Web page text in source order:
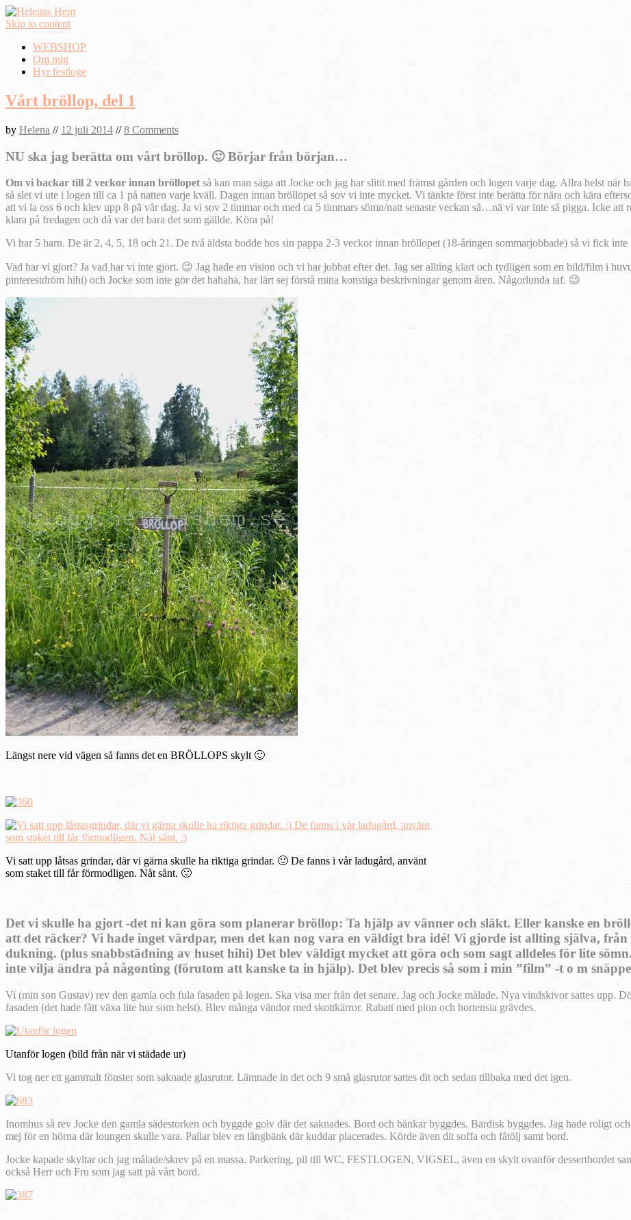
Skip to content
WEBSHOP
Om mig
Hyr festloge
Vårt bröllop, del 1
by Helena // 12 juli 2014 //8 Comments
NU ska jag berätta om vårt bröllop. 🙂 Börjar från början…
Om vi backar till 2 veckor innan bröllopet så kan man säga att Jocke och jag har slitit med främst gården och logen varje dag. Allra helst när
så slet vi ute i logen till ca 1 på natten varje kväll. Dagen innan bröllopet så sov vi inte mycket. Vi tänkte först inte berätta för nära och kära
att vi la oss 6 och klev upp 8 på vår dag. Ja vi sov 2 timmar och med ca 5 timmars sömn/natt senaste veckan så…nä vi var inte så pigga. Icke
klara på fredagen och då var det bara det som gällde. Köra på!
Vi har 5 barn. De är 2, 4, 5, 18 och 21. De två äldsta bodde hos sin pappa 2-3 veckor innan bröllopet (18-åringen sommarjobbade) så vi fick
Vad har vi gjort? Ja vad har vi inte gjort. 😉 Jag hade en vision och vi har jobbat efter det. Jag ser allting klart och tydligen som en bild/film i
pinterestdröm hihi) och Jocke som inte gör det hahaha, har lärt sej förstå mina konstiga beskrivningar genom åren. Någorlunda iaf. 😉
Längst nere vid vägen så fanns det en BRÖLLOPS skylt 🙂
Vi satt upp låtsas grindar, där vi gärna skulle ha riktiga grindar. 🙂 De fanns i vår ladugård, använt
som staket till får förmodligen. Nåt sånt. 🙂
Det vi skulle ha gjort -det ni kan göra som planerar bröllop: Ta hjälp av vänner och släkt. Eller kanske en
att det räcker? Vi hade inget värdpar, men det kan nog vara en väldigt bra idé! Vi gjorde ist allting själva,
dukning. (plus snabbstädning av huset hihi) Det blev väldigt mycket att göra och som sagt alldeles för lite
inte vilja ändra på någonting (förutom att kanske ta in hjälp). Det blev precis så som i min ”film” -t o m
Vi (min son Gustav) rev den gamla och fula fasaden på logen. Ska visa mer från det senare. Jag och Jocke målade. Nya vindskivor sattes upp.
fasaden (det hade fått växa lite hur som helst). Blev många vändor med skottkärror. Rabatt med pion och hortensia grävdes.
Utanför logen (bild från när vi städade ur)
Vi tog ner ett gammalt fönster som saknade glasrutor. Lämnade in det och 9 små glasrutor sattes dit och sedan tillbaka med det igen.
Inomhus så rev Jocke den gamla sädestorken och byggde golv där det saknades. Bord och bänkar byggdes. Bardisk byggdes. Jag hade roligt
mej för en hörna där loungen skulle vara. Pallar blev en långbänk där kuddar placerades. Körde även dit soffa och fåtölj samt bord.
Jocke kapade skyltar och jag målade/skrev på en massa. Parkering, pil till WC, FESTLOGEN, VIGSEL, även en skylt ovanför dessertbordet
också Herr och Fru som jag satt på vårt bord.